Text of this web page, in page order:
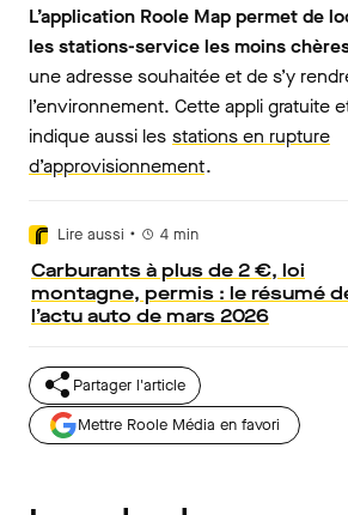
L’application Roole Map permet de
les stations-service les moins
une adresse souhaitée et de s’y
l’environnement. Cette appli gratuite
indique aussi les stations en rupture
d’approvisionnement.
Lire aussi • 4 min
Carburants à plus de 2 €, loi
montagne, permis : le résumé
l’actu auto de mars 2026
Partager l'article
Mettre Roole Média en favori